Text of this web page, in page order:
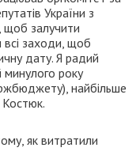
України з
щоб залучити
всі заходи, щоб
дату. Я радий
року
найбільше
Костюк.
як витратили